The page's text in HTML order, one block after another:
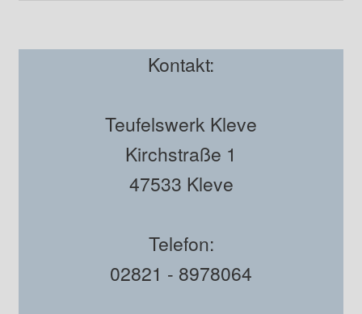
Kontakt:
Teufelswerk Kleve
Kirchstraße 1
47533 Kleve
Telefon:
02821 - 8978064